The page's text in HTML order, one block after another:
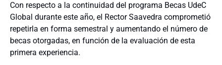
Con respecto a la continuidad del programa Becas UdeC
Global durante este año, el Rector Saavedra comprometió
repetirla en forma semestral y aumentando el número de
becas otorgadas, en función de la evaluación de esta
primera experiencia.